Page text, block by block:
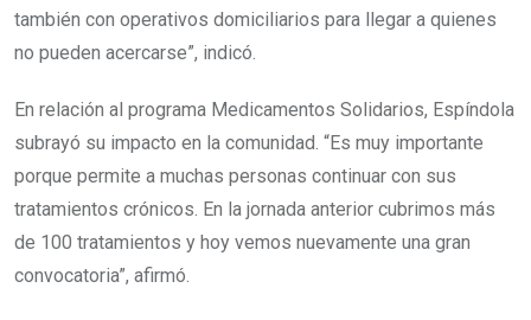
también con operativos domiciliarios para llegar a quienes
no pueden acercarse”, indicó.
En relación al programa Medicamentos Solidarios, Espíndola
subrayó su impacto en la comunidad. “Es muy importante
porque permite a muchas personas continuar con sus
tratamientos crónicos. En la jornada anterior cubrimos más
de 100 tratamientos y hoy vemos nuevamente una gran
convocatoria”, afirmó.